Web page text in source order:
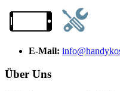
E-Mail:
Über Uns